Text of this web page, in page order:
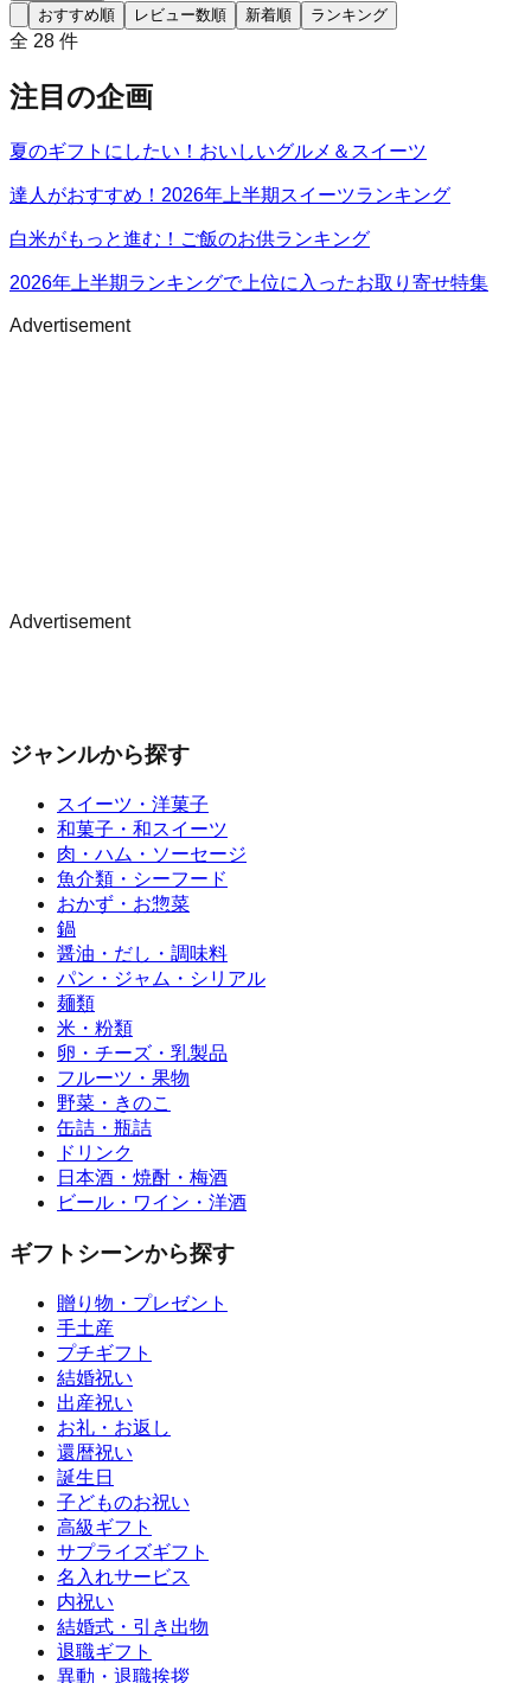
おすすめ順
レビュー数順 新着順 ランキング
全 28 件
注目の企画
夏のギフトにしたい！おいしいグルメ＆スイーツ
達人がおすすめ！2026年上半期スイーツランキング
白米がもっと進む！ご飯のお供ランキング
2026年上半期ランキングで上位に入ったお取り寄せ特集
Advertisement
Advertisement
ジャンルから探す
スイーツ・洋菓子
和菓子・和スイーツ
肉・ハム・ソーセージ
魚介類・シーフード
おかず・お惣菜
鍋
醤油・だし・調味料
パン・ジャム・シリアル
麺類
米・粉類
卵・チーズ・乳製品
フルーツ・果物
野菜・きのこ
缶詰・瓶詰
ドリンク
日本酒・焼酎・梅酒
ビール・ワイン・洋酒
ギフトシーンから探す
贈り物・プレゼント
手土産
プチギフト
結婚祝い
出産祝い
お礼・お返し
還暦祝い
誕生日
子どものお祝い
高級ギフト
サプライズギフト
名入れサービス
内祝い
結婚式・引き出物
退職ギフト
異動・退職挨拶